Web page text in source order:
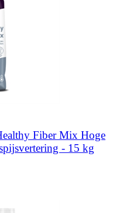
Fiber Mix Hoge
- 15 kg